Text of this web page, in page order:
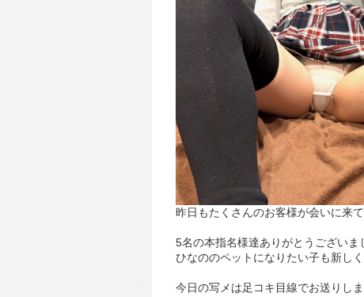
昨日もたくさんのお客様が会いに来
5名の本指名様達ありがとうございま
ひなののペットになりたい子も新し
今日の写メは足コキ目線でお送りし